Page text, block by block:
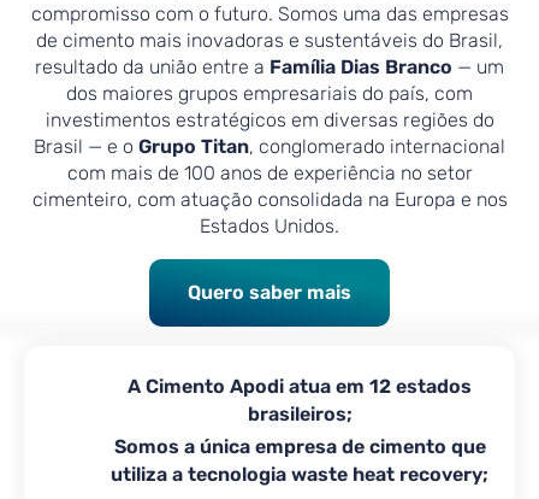
compromisso com o futuro. Somos uma das empresas
de cimento mais inovadoras e sustentáveis do Brasil,
resultado da união entre a Família Dias Branco — um
dos maiores grupos empresariais do país, com
investimentos estratégicos em diversas regiões do
Brasil — e o Grupo Titan, conglomerado internacional
com mais de 100 anos de experiência no setor
cimenteiro, com atuação consolidada na Europa e nos
Estados Unidos.
Quero saber mais
A Cimento Apodi atua em 12 estados
brasileiros;
Somos a única empresa de cimento que
utiliza a tecnologia waste heat recovery;